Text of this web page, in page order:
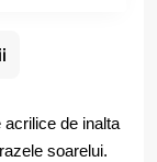
de inalta
soarelui.